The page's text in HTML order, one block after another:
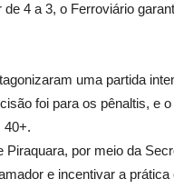
4 a 3, o Ferroviário
uma partida
foi para os pênaltis, e
40+.
por meio da
e incentivar a